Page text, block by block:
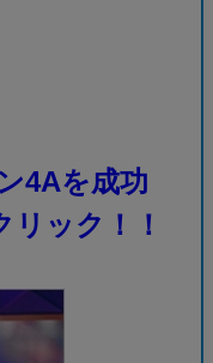
4Aを成功
リック！！